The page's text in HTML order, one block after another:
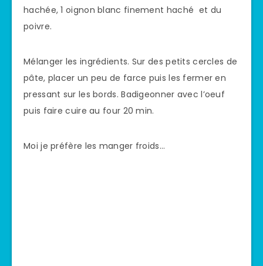
hachée, 1 oignon blanc finement haché et du
poivre.
Mélanger les ingrédients. Sur des petits cercles de
pâte, placer un peu de farce puis les fermer en
pressant sur les bords. Badigeonner avec l’oeuf
puis faire cuire au four 20 min.
Moi je préfère les manger froids…